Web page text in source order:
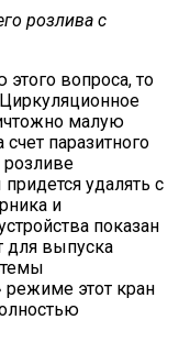
розлива с
вопроса, то
малую
паразитного
удалять с
и
показан
для выпуска
режиме этот кран